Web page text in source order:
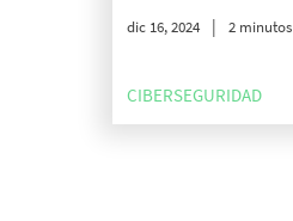
dic 16, 2024 2 minutos
CIBERSEGURIDAD